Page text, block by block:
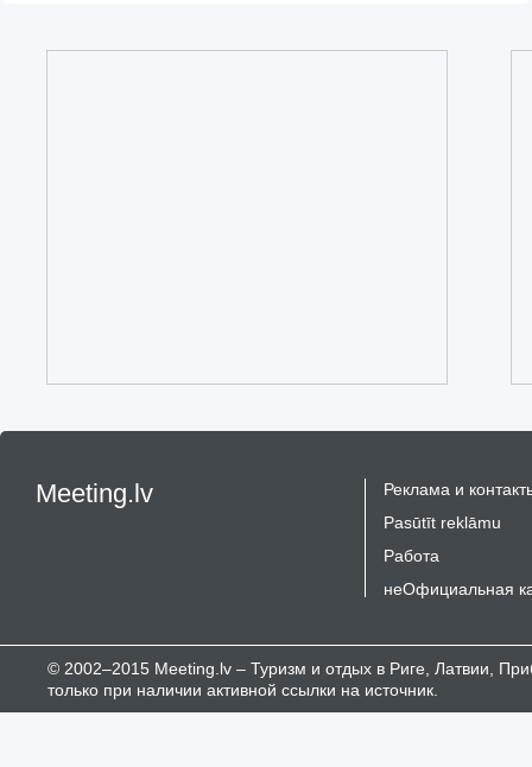
Meeting.lv
Реклама и
Pasūtīt reklāmu
Работа
неОфициальная
© 2002–2015 Meeting.lv – Туризм и отдых в Риге, Латвии,
только при наличии активной ссылки на источник.